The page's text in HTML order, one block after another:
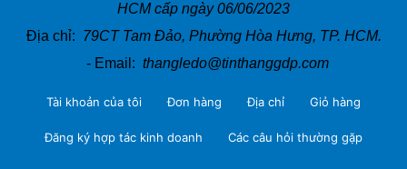
HCM cấp ngày 06/06/2023
Địa chỉ: 79CT Tam Đảo, Phường Hòa Hưng, TP. HCM.
- Email: thangledo@tinthanggdp.com
Tài khoản của tôi Đơn hàng Địa chỉ Giỏ hàng
Đăng ký hợp tác kinh doanh Các câu hỏi thường gặp